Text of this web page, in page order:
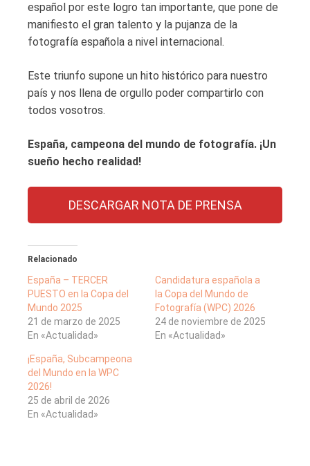
español por este logro tan importante, que pone de
manifiesto el gran talento y la pujanza de la
fotografía española a nivel internacional.
Este triunfo supone un hito histórico para nuestro
país y nos llena de orgullo poder compartirlo con
todos vosotros.
España, campeona del mundo de fotografía. ¡Un
sueño hecho realidad!
DESCARGAR NOTA DE PRENSA
Relacionado
España – TERCER
PUESTO en la Copa del
Mundo 2025
21 de marzo de 2025
En «Actualidad»
Candidatura española a
la Copa del Mundo de
Fotografía (WPC) 2026
24 de noviembre de 2025
En «Actualidad»
¡España, Subcampeona
del Mundo en la WPC
2026!
25 de abril de 2026
En «Actualidad»